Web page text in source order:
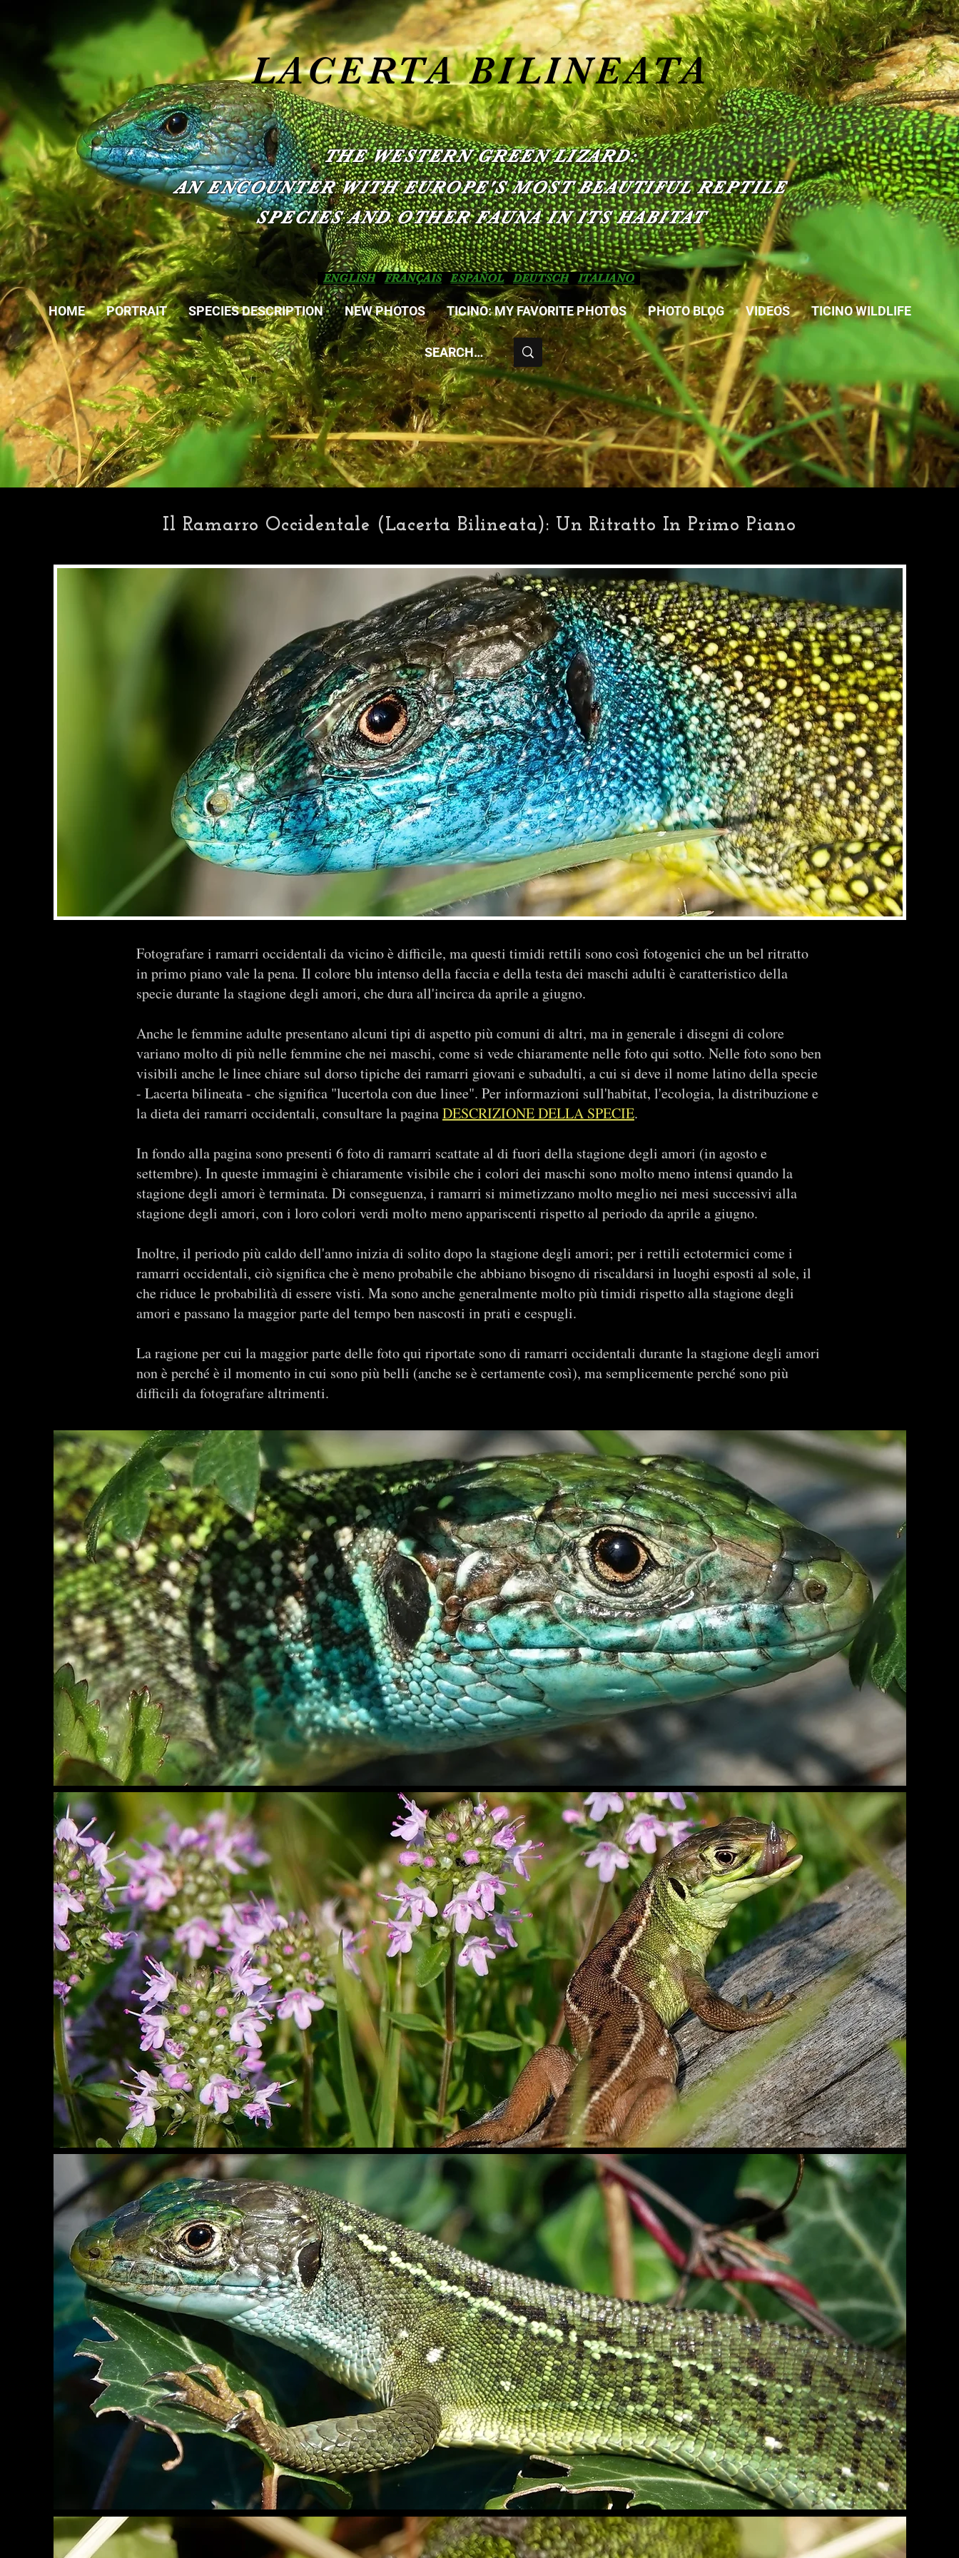
LACERTA BILINEATA
THE WESTERN GREEN LIZARD:
AN ENCOUNTER WITH EUROPE'S MOST BEAUTIFUL REPTILE
SPECIES AND OTHER FAUNA IN ITS HABITAT
ENGLISH FRANÇAIS ESPAÑOL DEUTSCH ITALIANO
HOME PORTRAIT SPECIES DESCRIPTION NEW PHOTOS TICINO: MY FAVORITE PHOTOS PHOTO BLOG VIDEOS TICINO WILDLIFE
Il Ramarro Occidentale (Lacerta Bilineata): Un Ritratto In Primo Piano
Fotografare i ramarri occidentali da vicino è difficile, ma questi timidi rettili sono così fotogenici che un bel ritratto
in primo piano vale la pena. Il colore blu intenso della faccia e della testa dei maschi adulti è caratteristico della
specie durante la stagione degli amori, che dura all'incirca da aprile a giugno.
Anche le femmine adulte presentano alcuni tipi di aspetto più comuni di altri, ma in generale i disegni di colore
variano molto di più nelle femmine che nei maschi, come si vede chiaramente nelle foto qui sotto. Nelle foto sono ben
visibili anche le linee chiare sul dorso tipiche dei ramarri giovani e subadulti, a cui si deve il nome latino della specie
- Lacerta bilineata - che significa "lucertola con due linee". Per informazioni sull'habitat, l'ecologia, la distribuzione e
la dieta dei ramarri occidentali, consultare la paginaDESCRIZIONE DELLA SPECIE.
In fondo alla pagina sono presenti 6 foto di ramarri scattate al di fuori della stagione degli amori (in agosto e
settembre). In queste immagini è chiaramente visibile che i colori dei maschi sono molto meno intensi quando la
stagione degli amori è terminata. Di conseguenza, i ramarri si mimetizzano molto meglio nei mesi successivi alla
stagione degli amori, con i loro colori verdi molto meno appariscenti rispetto al periodo da aprile a giugno.
Inoltre, il periodo più caldo dell'anno inizia di solito dopo la stagione degli amori; per i rettili ectotermici come i
ramarri occidentali, ciò significa che è meno probabile che abbiano bisogno di riscaldarsi in luoghi esposti al sole, il
che riduce le probabilità di essere visti. Ma sono anche generalmente molto più timidi rispetto alla stagione degli
amori e passano la maggior parte del tempo ben nascosti in prati e cespugli.
La ragione per cui la maggior parte delle foto qui riportate sono di ramarri occidentali durante la stagione degli amori
non è perché è il momento in cui sono più belli (anche se è certamente così), ma semplicemente perché sono più
difficili da fotografare altrimenti.